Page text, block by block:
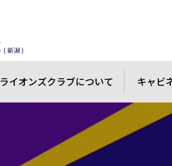
ライオンズクラブについて キャビ